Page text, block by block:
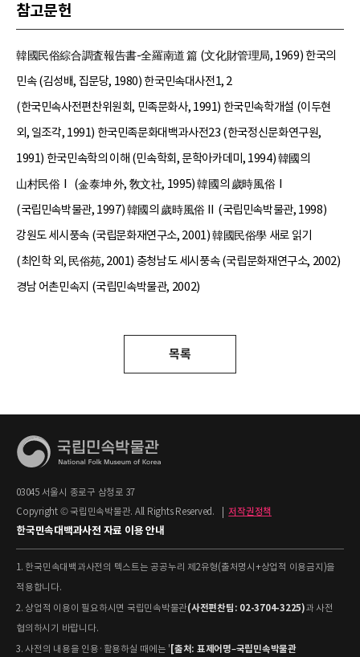
참고문헌
韓國民俗綜合調査報告書-全羅南道 篇 (文化財管理局, 1969) 한국의
민속 (김성배, 집문당, 1980) 한국민속대사전1, 2
(한국민속사전편찬위원회, 민족문화사, 1991) 한국민속학개설 (이두현
외, 일조각, 1991) 한국민족문화대백과사전23 (한국정신문화연구원,
1991) 한국민속학의 이해 (민속학회, 문학아카데미, 1994) 韓國의
山村民俗Ⅰ (金泰坤 外, 敎文社, 1995) 韓國의 歲時風俗Ⅰ
(국립민속박물관, 1997) 韓國의 歲時風俗Ⅱ (국립민속박물관, 1998)
강원도 세시풍속 (국립문화재연구소, 2001) 韓國民俗學 새로 읽기
(최인학 외, 民俗苑, 2001) 충청남도 세시풍속 (국립문화재연구소, 2002)
경남 어촌민속지 (국립민속박물관, 2002)
목록
03045 서울시 종로구 삼청로 37
Copyright © 국립민속박물관. All Rights Reserved.
저작권정책
한국민속대백과사전 자료 이용 안내
1. 한국민속대백과사전의 텍스트는 공공누리 제2유형(출처명시+상업적 이용금지)을
적용합니다.
2. 상업적 이용이 필요하시면 국립민속박물관(사전편찬팀: 02-3704-3225)과 사전
협의하시기 바랍니다.
3. 사전의 내용을 인용·활용하실 때에는 ' [출처: 표제어명–국립민속박물관